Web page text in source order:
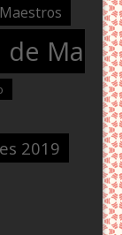
de
2019